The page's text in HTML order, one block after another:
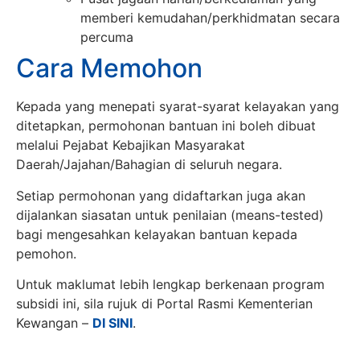
memberi kemudahan/perkhidmatan secara
percuma
Cara Memohon
Kepada yang menepati syarat-syarat kelayakan yang
ditetapkan, permohonan bantuan ini boleh dibuat
melalui Pejabat Kebajikan Masyarakat
Daerah/Jajahan/Bahagian di seluruh negara.
Setiap permohonan yang didaftarkan juga akan
dijalankan siasatan untuk penilaian (means-tested)
bagi mengesahkan kelayakan bantuan kepada
pemohon.
Untuk maklumat lebih lengkap berkenaan program
subsidi ini, sila rujuk di Portal Rasmi Kementerian
Kewangan – DI SINI.